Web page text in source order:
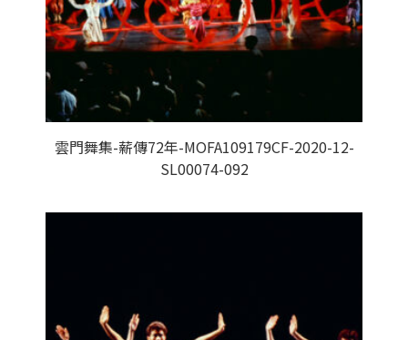
雲門舞集-薪傳72年-MOFA109179CF-2020-12-
SL00074-092